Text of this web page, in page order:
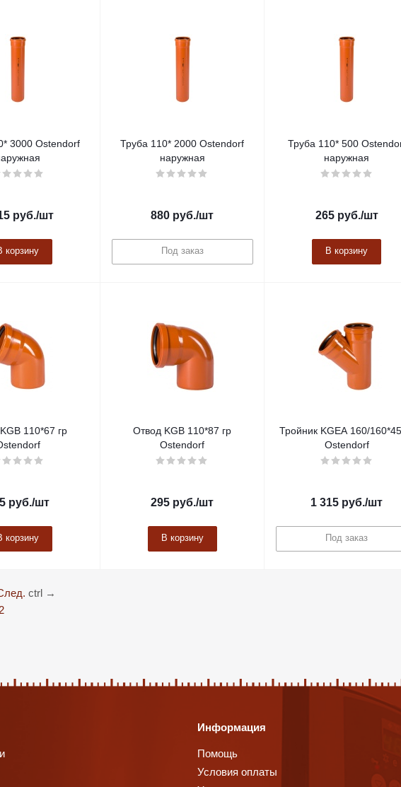
3000 Ostendorf
руб./шт
корзину
Труба 110* 2000 Ostendorf
наружная
880 руб./шт
Под заказ
Труба 110* 500
наружная
265руб./шт
В корзину
110*67 гр
руб./шт
корзину
Отвод KGB 110*87 гр
Ostendorf
295 руб./шт
В корзину
Тройник KGEA 160/
Ostendorf
1 315 руб./шт
Под заказ
ctrl →
2
Информация
Помощь
Условия оплаты